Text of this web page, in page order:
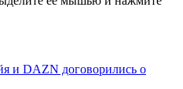
и DAZN договорились о